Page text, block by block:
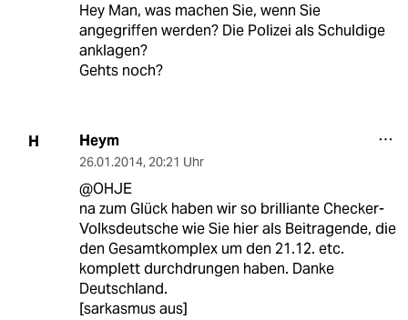
Hey Man, was machen Sie, wenn Sie
angegriffen werden? Die Polizei als Schuldige
anklagen?
Gehts noch?
H Heym
26.01.2014, 20:21 Uhr
@OHJE
na zum Glück haben wir so brilliante Checker-
Volksdeutsche wie Sie hier als Beitragende, die
den Gesamtkomplex um den 21.12. etc.
komplett durchdrungen haben. Danke
Deutschland.
[sarkasmus aus]